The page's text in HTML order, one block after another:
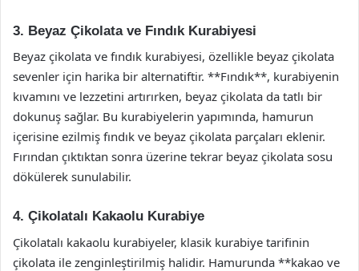
3. Beyaz Çikolata ve Fındık Kurabiyesi
Beyaz çikolata ve fındık kurabiyesi, özellikle beyaz çikolata
sevenler için harika bir alternatiftir. **Fındık**, kurabiyenin
kıvamını ve lezzetini artırırken, beyaz çikolata da tatlı bir
dokunuş sağlar. Bu kurabiyelerin yapımında, hamurun
içerisine ezilmiş fındık ve beyaz çikolata parçaları eklenir.
Fırından çıktıktan sonra üzerine tekrar beyaz çikolata sosu
dökülerek sunulabilir.
4. Çikolatalı Kakaolu Kurabiye
Çikolatalı kakaolu kurabiyeler, klasik kurabiye tarifinin
çikolata ile zenginleştirilmiş halidir. Hamurunda **kakao ve